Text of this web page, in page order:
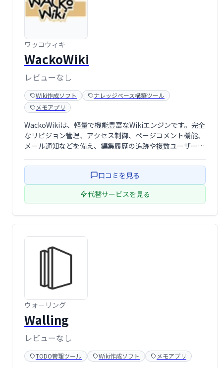
ワッコウィキ
WackoWiki
レビューなし
Wiki作成ソフト
ナレッジベース構築ツール
メモアプリ
WackoWikiは、軽量で機能豊富なWikiエンジンです。完全
なリビジョン管理、アクセス制御、ページコメント機能、
メール通知などを備え、編集履歴の追跡や複数ユーザーで
ンジンなど、柔軟なカスタマイズも可能です。手軽に導入
できるWikiシステムをお探 …口コミを見る
代替サービスを見る
ウォーリング
Walling
レビューなし
TODO管理ツール Wiki作成ソフト メモアプリ